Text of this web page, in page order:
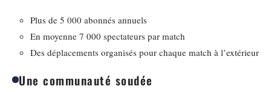
Plus de 5 000 abonnés annuels
En moyenne 7 000 spectateurs par match
Des déplacements organisés pour chaque match à l’extérieur
Une communauté soudée